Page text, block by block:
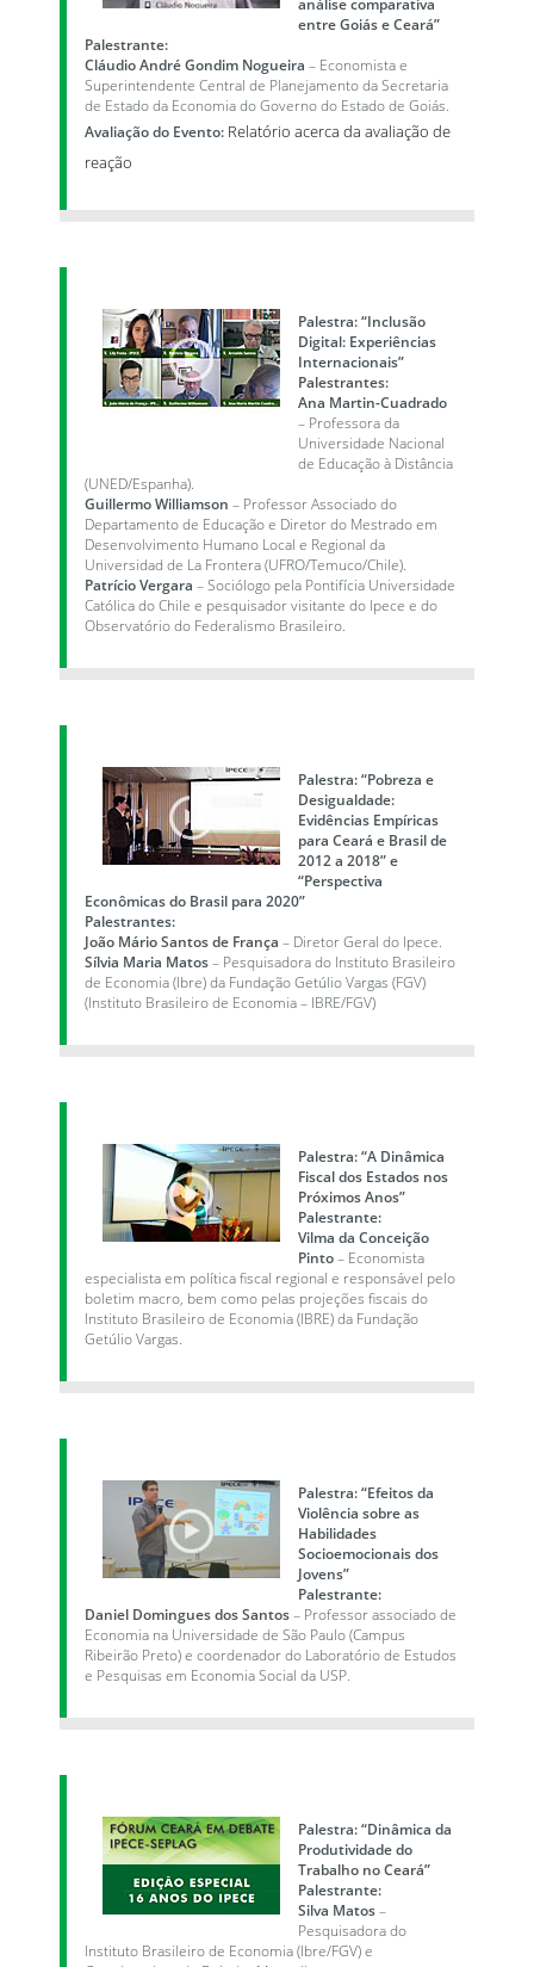
entre Goiás e Ceará”
Palestrante:
Cláudio André Gondim Nogueira – Economista e
Superintendente Central de Planejamento da Secretaria
de Estado da Economia do Governo do Estado de Goiás.
Avaliação do Evento: Relatório acerca da avaliação de
reação
Palestra: “Inclusão
Digital: Experiências
Internacionais”
Palestrantes:
Ana Martin-Cuadrado
– Professora da
Universidade Nacional
de Educação à Distância
(UNED/Espanha).
Guillermo Williamson – Professor Associado do
Departamento de Educação e Diretor do Mestrado em
Desenvolvimento Humano Local e Regional da
Universidad de La Frontera (UFRO/Temuco/Chile).
Patrício Vergara – Sociólogo pela Pontifícia Universidade
Católica do Chile e pesquisador visitante do Ipece e do
Observatório do Federalismo Brasileiro.
Palestra: “Pobreza e
Desigualdade:
Evidências Empíricas
para Ceará e Brasil de
2012 a 2018” e
“Perspectiva
Econômicas do Brasil para 2020”
Palestrantes:
João Mário Santos de França – Diretor Geral do Ipece.
Sílvia Maria Matos– Pesquisadora do Instituto Brasileiro
de Economia (Ibre) da Fundação Getúlio Vargas (FGV)
(Instituto Brasileiro de Economia – IBRE/FGV)
Palestra: “A Dinâmica
Fiscal dos Estados nos
Próximos Anos”
Palestrante:
Vilma da Conceição
Pinto– Economista
especialista em política fiscal regional e responsável pelo
boletim macro, bem como pelas projeções fiscais do
Instituto Brasileiro de Economia (IBRE) da Fundação
Getúlio Vargas.
Palestra: “Efeitos da
Violência sobre as
Habilidades
Socioemocionais dos
Jovens”
Palestrante:
Daniel Domingues dos Santos– Professor associado de
Economia na Universidade de São Paulo (Campus
Ribeirão Preto) e coordenador do Laboratório de Estudos
e Pesquisas em Economia Social da USP.
Palestra: “Dinâmica da
Produtividade do
Trabalho no Ceará”
Palestrante:
Silva Matos–
Pesquisadora do
Instituto Brasileiro de Economia (Ibre/FGV) e